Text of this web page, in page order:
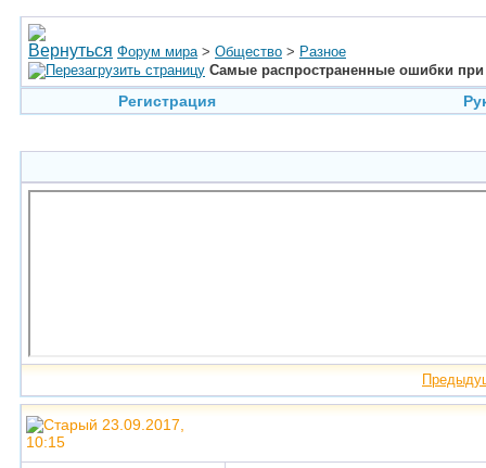
Форум мира > Общество > Разное
Самые распространенные ошибки
Регистрация
23.09.2017,
10:15